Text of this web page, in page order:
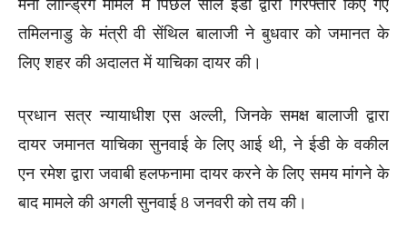
मनी लॉन्ड्रिंग मामले में पिछले साल ईडी द्वारा गिरफ्तार किए गए
तमिलनाडु के मंत्री वी सेंथिल बालाजी ने बुधवार को जमानत के
लिए शहर की अदालत में याचिका दायर की।
प्रधान सत्र न्यायाधीश एस अल्ली, जिनके समक्ष बालाजी द्वारा
दायर जमानत याचिका सुनवाई के लिए आई थी, ने ईडी के वकील
एन रमेश द्वारा जवाबी हलफनामा दायर करने के लिए समय मांगने के
बाद मामले की अगली सुनवाई 8 जनवरी को तय की।